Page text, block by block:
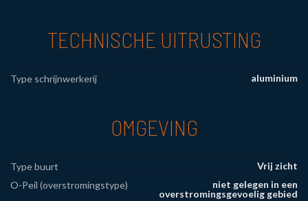
TECHNISCHE UITRUSTING
Type schrijnwerkerij aluminium
OMGEVING
Type buurt
Vrij zicht
O-Peil (overstromingstype)
niet gelegen in een
overstromingsgevoelig gebied